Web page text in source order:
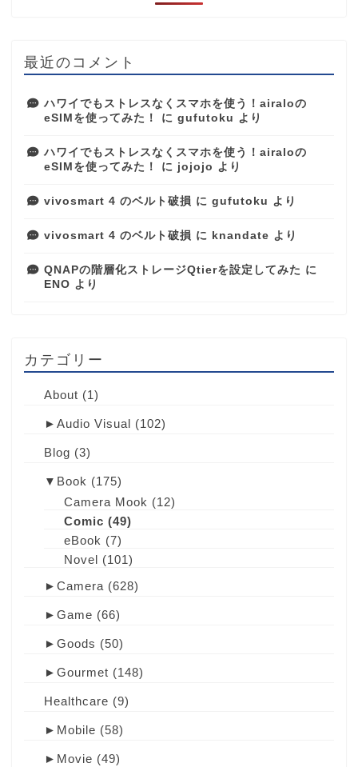
最近のコメント
ハワイでもストレスなくスマホを使う！airaloの
eSIMを使ってみた！
に gufutoku より
ハワイでもストレスなくスマホを使う！airaloの
eSIMを使ってみた！
に jojojo より
vivosmart 4 のベルト破損 に gufutoku より
vivosmart 4 のベルト破損 に knandate より
QNAPの階層化ストレージQtierを設定してみた に
ENO より
カテゴリー
About (1)
► Audio Visual (102)
Blog (3)
▼ Book (175)
Camera Mook (12)
Comic (49)
eBook (7)
Novel (101)
► Camera (628)
► Game (66)
► Goods (50)
► Gourmet (148)
Healthcare (9)
► Mobile (58)
► Movie (49)